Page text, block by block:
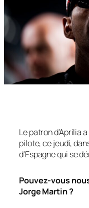
Le patron d’Aprilia
pilote, ce jeudi,
d’Espagne qui se
Pouvez-vous
Jorge Martin ?